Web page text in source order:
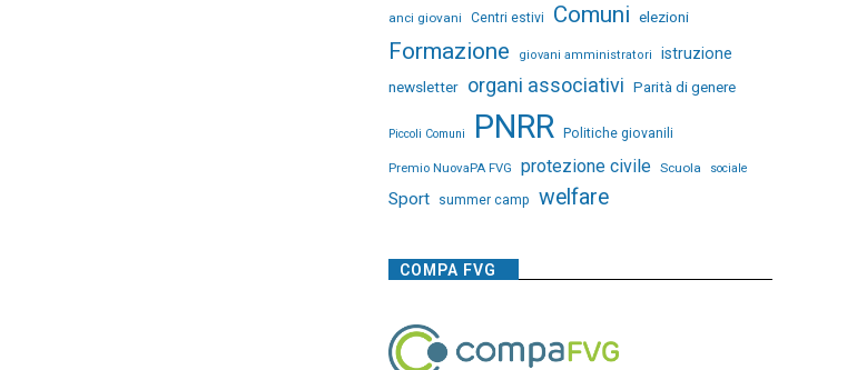
anci giovani Centri estivi Comuni elezioni
Formazione giovani amministratori
istruzione
newsletter organi associativi Parità di genere
Piccoli Comuni PNRR Politiche giovanili
Premio NuovaPA FVG protezione civile Scuola sociale
Sport summer camp welfare
COMPA FVG